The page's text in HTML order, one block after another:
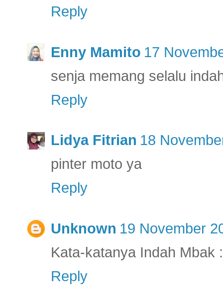
Reply
Enny Mamito 17
senja memang selalu
Reply
Lidya Fitrian 18
pinter moto ya
Reply
Unknown 19 November
Kata-katanya Indah Mbak
Reply